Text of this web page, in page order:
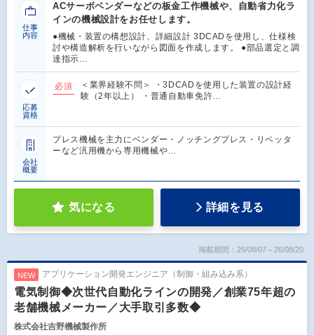
仕事
内容
ACサーボベンダーなどの板金工作機械や、自動省力化ラ
インの機械設計をお任せします。
●機械・装置の構想設計、詳細設計 3DCADを使用し、仕様検
討や構造解析を行いながら図面を作成します。 ●部品選定と調
達指示…
応募
資格
必須
＜業界経験不問＞ ・3DCADを使用した装置の設計経
験（2年以上） ・普通自動車免許…
会社
概要
プレス機械を主力にベンダー・ノッチングプレス・リベッタ
ーなど汎用機から専用機械や…
気になる 詳細を見る
掲載期間：26/08/07～26/08/20
NEW アプリケーション開発エンジニア（制御・組み込み系）
電気制御◆次世代自動化ラインの開発／創業75年超の
老舗機械メーカー／大手取引多数◆
株式会社吉野機械製作所